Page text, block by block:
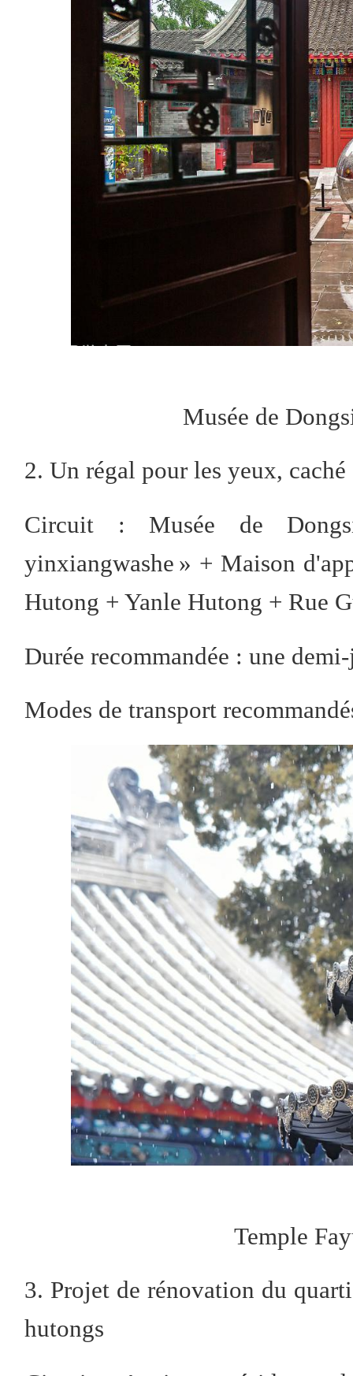
Musée de
2. Un régal pour les yeux, caché
Circuit : Musée de
yinxiangwashe » + Maison
Hutong + Yanle Hutong + Rue
Durée recommandée : une
Modes de transport
Temple
3. Projet de rénovation du
hutongs